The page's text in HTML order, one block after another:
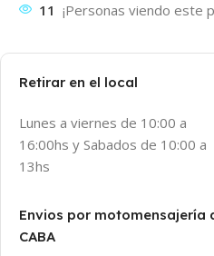
11 ¡Personas viendo este
Retirar en el local
Lunes a viernes de 10:00 a
16:00hs y Sabados de 10:00 a
13hs
Envios por motomensajería
CABA